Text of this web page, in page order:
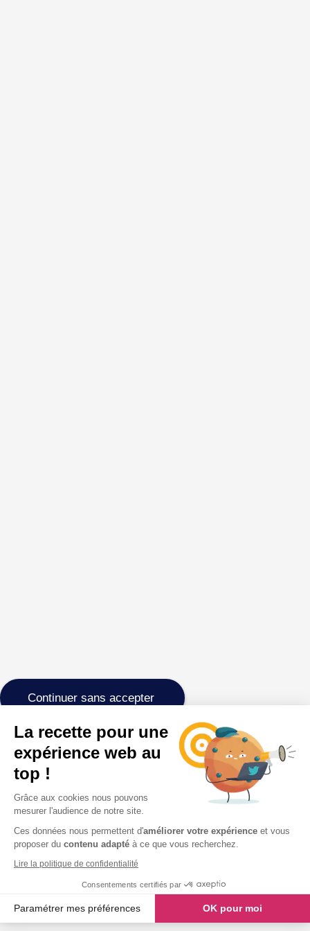
Continuer sans accepter
La recette pour une
expérience web au
top !
Grâce aux cookies nous pouvons
mesurer l'audience de notre site.
Ces données nous permettent d'améliorer votre expérience et vous
proposer du contenu adapté à ce que vous recherchez.
Lire la politique de confidentialité
Consentements certifiés par
Paramétrer mes préférences OK pour moi